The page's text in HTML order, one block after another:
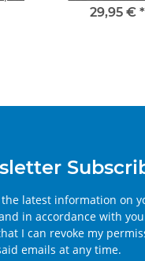
Flacker
29,95 € *
the latest information on
in accordance with
I can revoke my
emails at any time.